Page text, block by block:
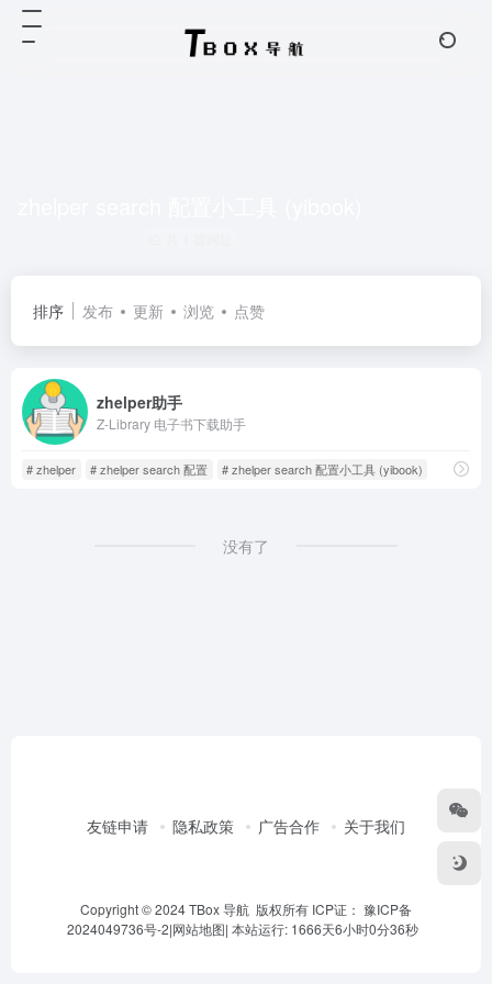
排序 发布 更新 浏览 点赞
zhelper助手
Z-Library 电子书下载助手
# zhelper # zhelper search 配置 # zhelper search 配置小工具 (yibook)
没有了
友链申请 隐私政策 广告合作 关于我们
Copyright © 2024 TBox 导航 版权所有 ICP证： 豫ICP备
2024049736号-2|网站地图| 本站运行: 1666天6小时0分37秒